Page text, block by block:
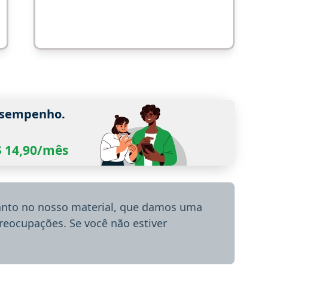
14,90/mês
no nosso material, que damos uma
Se você não estiver